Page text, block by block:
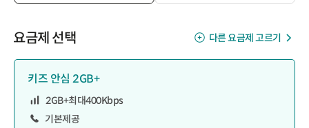
요금제 선택 다른 요금제 고르기
키즈 안심 2GB+
2GB+최대400Kbps
기본제공